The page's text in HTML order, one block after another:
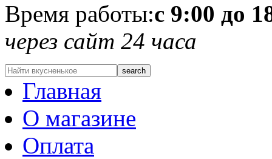
Время работы:с 9:00 до
через сайт 24 часа
Главная
О магазине
Оплата